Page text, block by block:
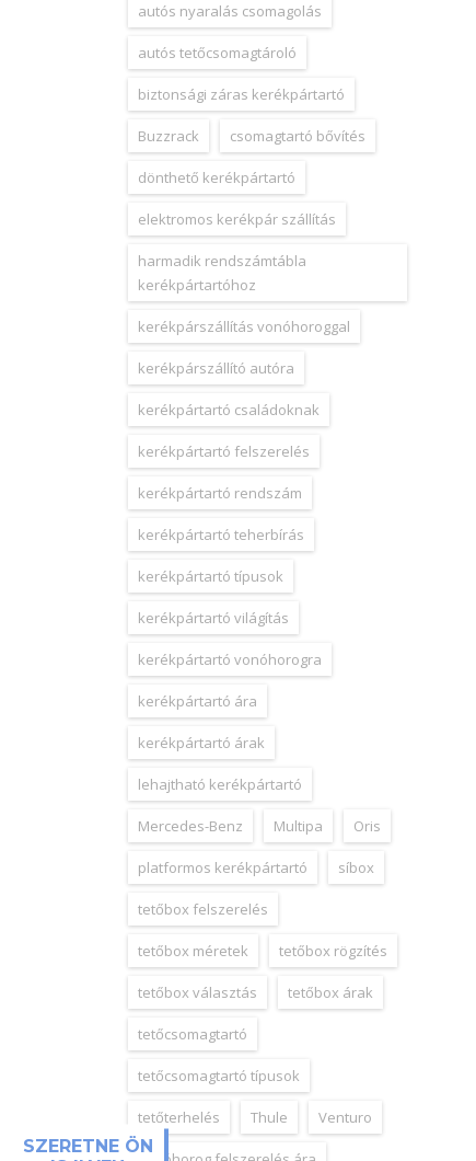
SZERETNE ÖN
autós nyaralás csomagolás
autós tetőcsomagtároló
biztonsági záras kerékpártartó
Buzzrack csomagtartó bővítés
dönthető kerékpártartó
elektromos kerékpár szállítás
harmadik rendszámtábla
kerékpártartóhoz
kerékpárszállítás vonóhoroggal
kerékpárszállító autóra
kerékpártartó családoknak
kerékpártartó felszerelés
kerékpártartó rendszám
kerékpártartó teherbírás
kerékpártartó típusok
kerékpártartó világítás
kerékpártartó vonóhorogra
kerékpártartó ára
kerékpártartó árak
lehajtható kerékpártartó
Mercedes-Benz Multipa Oris
platformos kerékpártartó síbox
tetőbox felszerelés
tetőbox méretek tetőbox rögzítés
tetőbox választás tetőbox árak
tetőcsomagtartó
tetőcsomagtartó típusok
tetőterhelés Thule Venturo